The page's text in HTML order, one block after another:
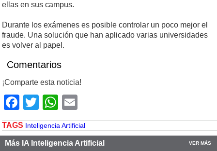
ellas en sus campus.
Durante los exámenes es posible controlar un poco mejor el
fraude. Una solución que han aplicado varias universidades
es volver al papel.
Comentarios
¡Comparte esta noticia!
Facebook
TwitterWhatsApp
TAGS Inteligencia Artificial
Más IA Inteligencia Artificial VER MÁS